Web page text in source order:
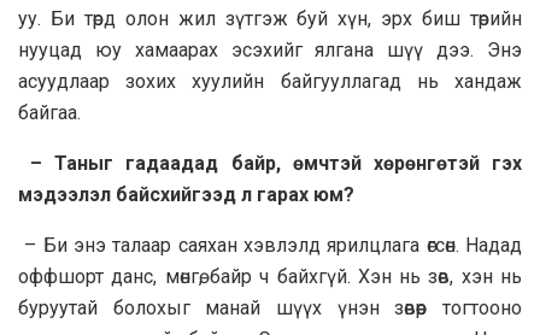
уу. Би төрд олон жил зүтгэж буй хүн, эрх биш төрийн
нууцад юу хамаарах эсэхийг ялгана шүү дээ. Энэ
асуудлаар зохих хуулийн байгууллагад нь хандаж
байгаа.
– Таныг гадаадад байр, өмчтэй хөрөнгөтэй гэх
мэдээлэл байсхийгээд л гарах юм?
– Би энэ талаар саяхан хэвлэлд ярилцлага өгсөн. Надад
оффшорт данс, мөнгө, байр ч байхгүй. Хэн нь зөв, хэн нь
буруутай болохыг манай шүүх үнэн зөвөөр тогтооно